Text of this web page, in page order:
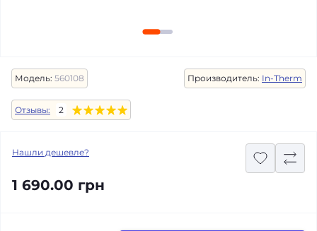
Модель: 560108 Производитель: In-Therm
Отзывы: 2
Нашли дешевле?
1 690.00 грн